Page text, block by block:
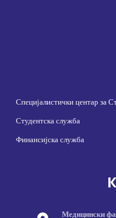
Специјалистички центар за
Студентска служба
Финансијска служба
Медицински